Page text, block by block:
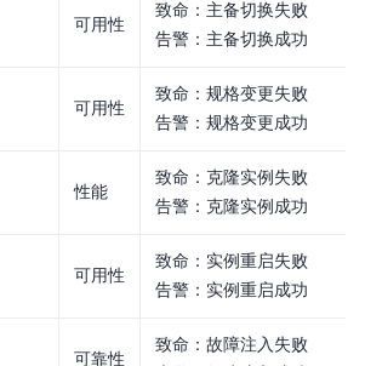
可用性
致命：主备切换失败
告警：主备切换成功
可用性
致命：规格变更失败
告警：规格变更成功
性能
致命：克隆实例失败
告警：克隆实例成功
可用性
致命：实例重启失败
告警：实例重启成功
可靠性
致命：故障注入失败